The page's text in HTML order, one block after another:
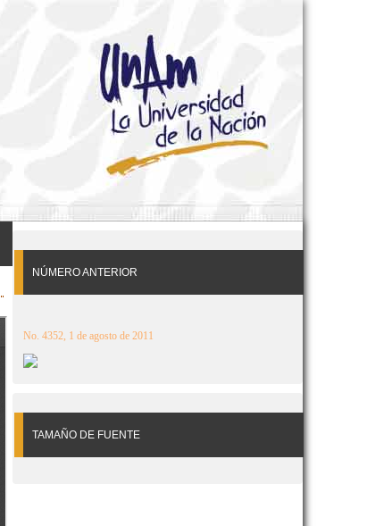
NÚMERO ANTERIOR
No. 4352, 1 de agosto de 2011
TAMAÑO DE FUENTE